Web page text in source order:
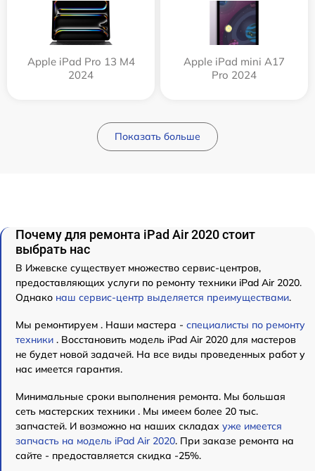
Apple iPad Pro 13 M4
2024
Apple iPad mini A17
Pro 2024
Показать больше
Почему для ремонта iPad Air 2020 стоит
выбрать нас
В Ижевске существует множество сервис-центров,
предоставляющих услуги по ремонту техники iPad Air 2020.
Однако наш сервис-центр выделяется преимуществами.
Мы ремонтируем . Наши мастера - специалисты по ремонту
техники . Восстановить модель iPad Air 2020 для мастеров
не будет новой задачей. На все виды проведенных работ у
нас имеется гарантия.
Минимальные сроки выполнения ремонта. Мы большая
сеть мастерских техники . Мы имеем более 20 тыс.
запчастей. И возможно на наших складах уже имеется
запчасть на модель iPad Air 2020. При заказе ремонта на
сайте - предоставляется скидка -25%.